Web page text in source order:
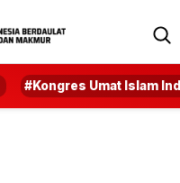
#Kongres Umat Islam